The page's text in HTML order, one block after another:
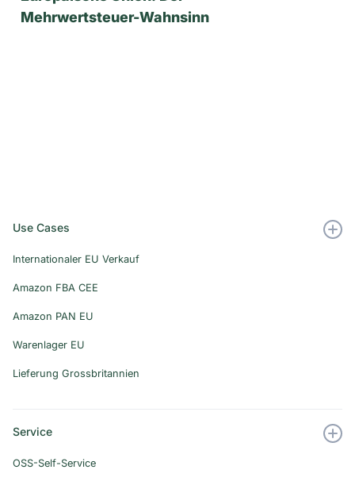
Mehrwertsteuer-Wahnsinn
Use Cases
Internationaler EU Verkauf
Amazon FBA CEE
Amazon PAN EU
Warenlager EU
Lieferung Grossbritannien
Service
OSS-Self-Service